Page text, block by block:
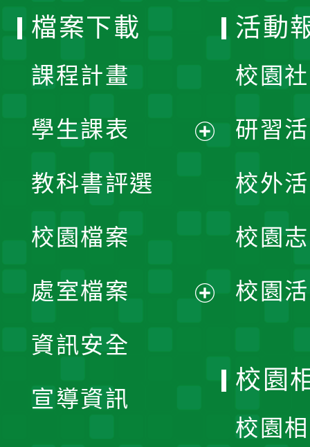
檔案下載
課程計畫
學生課表
單
教科書評選
校園檔案
處室檔案
資訊安全
宣導資訊
活動
校園
研習
校外
校園
校園
校園
校園